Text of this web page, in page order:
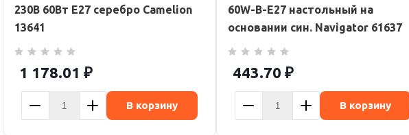
230В 60Вт E27 серебро Camelion
13641
1 178.01 ₽
В корзину
60W-B-E27 настольный на
основании син. Navigator 61637
443.70 ₽
В корзину